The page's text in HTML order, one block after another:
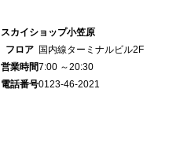
スカイショップ小笠原
フロア 国内線ターミナルビル2F
営業時間7:00 ～20:30
電話番号0123-46-2021